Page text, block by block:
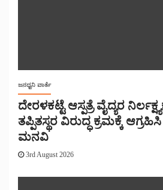
ಜನಧ್ವನಿ ವಾರ್ತೆ
ದೇರಳಕಟ್ಟೆ ಆಸ್ಪತ್ರೆ ವೈದ್ಯರ
ತಪ್ಪಿತಸ್ಥರ ವಿರುದ್ಧ ಕ್ರಮಕ್ಕೆ
ಮನವಿ
3rd August 2026